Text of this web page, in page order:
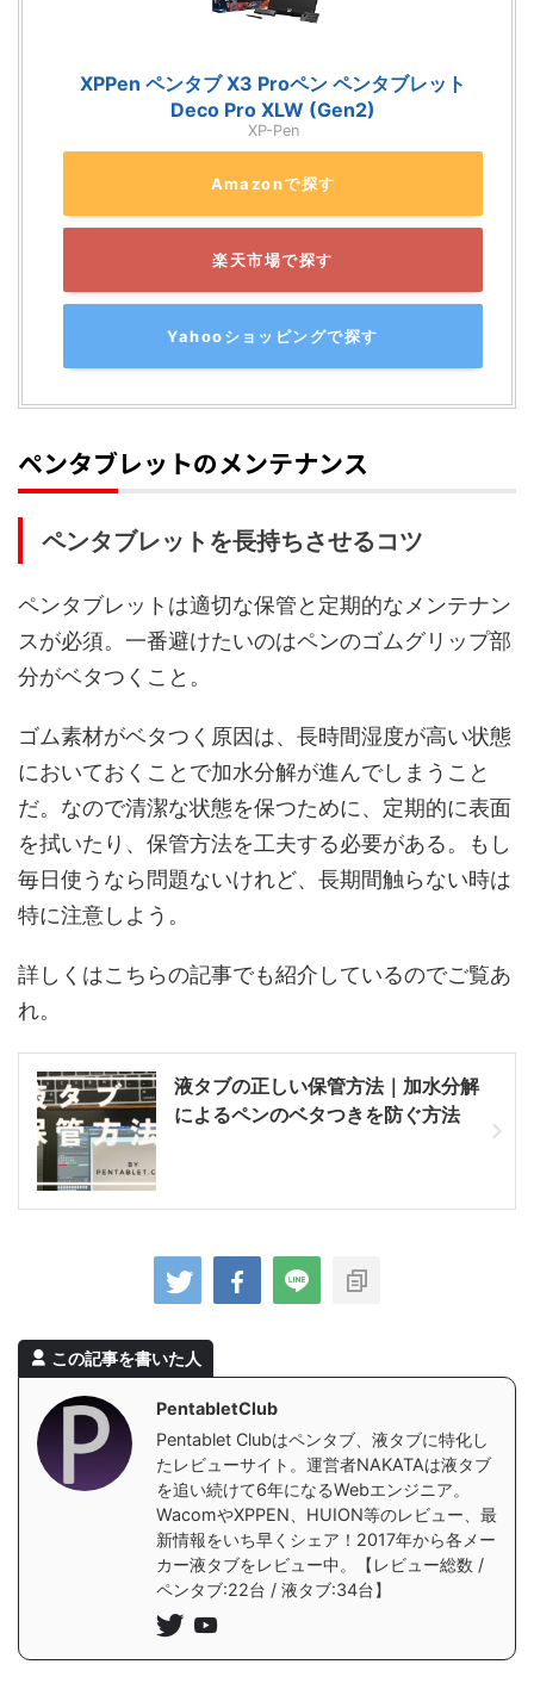
XPPen ペンタブ X3 Proペン ペンタブレット
Deco Pro XLW (Gen2)
XP-Pen
Amazonで探す
楽天市場で探す
Yahooショッピングで探す
ペンタブレットのメンテナンス
ペンタブレットを長持ちさせるコツ
ペンタブレットは適切な保管と定期的なメンテナン
スが必須。一番避けたいのはペンのゴムグリップ部
分がベタつくこと。
ゴム素材がベタつく原因は、長時間湿度が高い状態
においておくことで加水分解が進んでしまうこと
だ。なので清潔な状態を保つために、定期的に表面
を拭いたり、保管方法を工夫する必要がある。もし
毎日使うなら問題ないけれど、長期間触らない時は
特に注意しよう。
詳しくはこちらの記事でも紹介しているのでご覧あ
れ。
液タブの正しい保管方法｜加水分解
によるペンのベタつきを防ぐ方法
この記事を書いた人
PentabletClub
Pentablet Clubはペンタブ、液タブに特化し
たレビューサイト。運営者NAKATAは液タブ
を追い続けて6年になるWebエンジニア。
WacomやXPPEN、HUION等のレビュー、最
新情報をいち早くシェア！2017年から各メー
カー液タブをレビュー中。【レビュー総数 /
ペンタブ:22台 / 液タブ:34台】